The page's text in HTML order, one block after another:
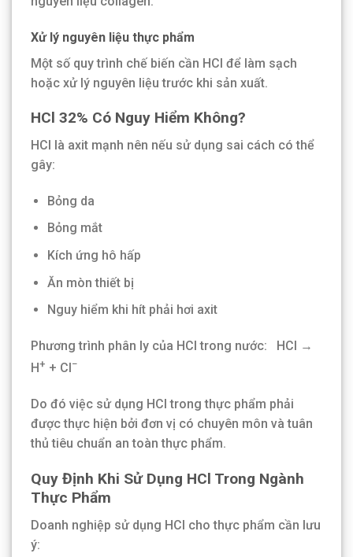
Xử lý nguyên liệu thực phẩm
Một số quy trình chế biến cần HCl để làm sạch
hoặc xử lý nguyên liệu trước khi sản xuất.
HCl 32% Có Nguy Hiểm Không?
HCl là axit mạnh nên nếu sử dụng sai cách có thể
gây:
Bỏng da
Bỏng mắt
Kích ứng hô hấp
Ăn mòn thiết bị
Nguy hiểm khi hít phải hơi axit
Phương trình phân ly của HCl trong nước: HCl →
H + + Cl −
Do đó việc sử dụng HCl trong thực phẩm phải
được thực hiện bởi đơn vị có chuyên môn và tuân
thủ tiêu chuẩn an toàn thực phẩm.
Quy Định Khi Sử Dụng HCl Trong Ngành
Thực Phẩm
Doanh nghiệp sử dụng HCl cho thực phẩm cần lưu
ý: